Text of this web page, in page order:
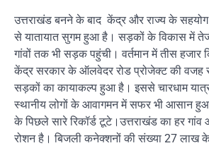
उत्तराखंड बनने के बाद केंद्र और राज्य के
से यातायात सुगम हुआ है। सड़कों के विकास में
गांवों तक भी सड़क पहुंची। वर्तमान में तीस
केंद्र सरकार के ऑलवेदर रोड प्रोजेक्ट की वजह
सड़कों का कायाकल्प हुआ है। इससे चारधाम
स्थानीय लोगों के आवागमन में सफर भी आसान हुआ
के पिछले सारे रिकॉर्ड टूटे।उत्तराखंड का हर
रोशन है। बिजली कनेक्शनों की संख्या 27 लाख